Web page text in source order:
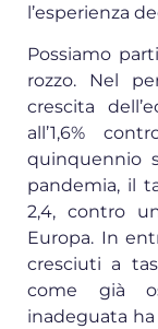
l’esperienza
Possiamo
rozzo. Nel
crescita
all’1,6%
quinquennio
pandemia, il
2,4, contro
Europa. In
cresciuti a
come già
inadeguata